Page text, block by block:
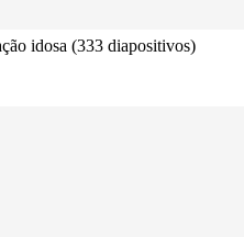
idosa (333 diapositivos)